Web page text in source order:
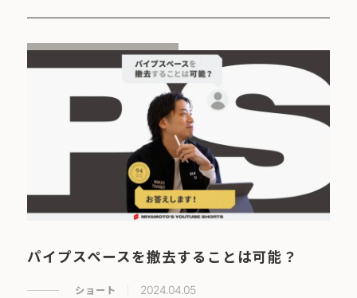
パイプスペースを撤去することは可能？
ショート 2024.04.05